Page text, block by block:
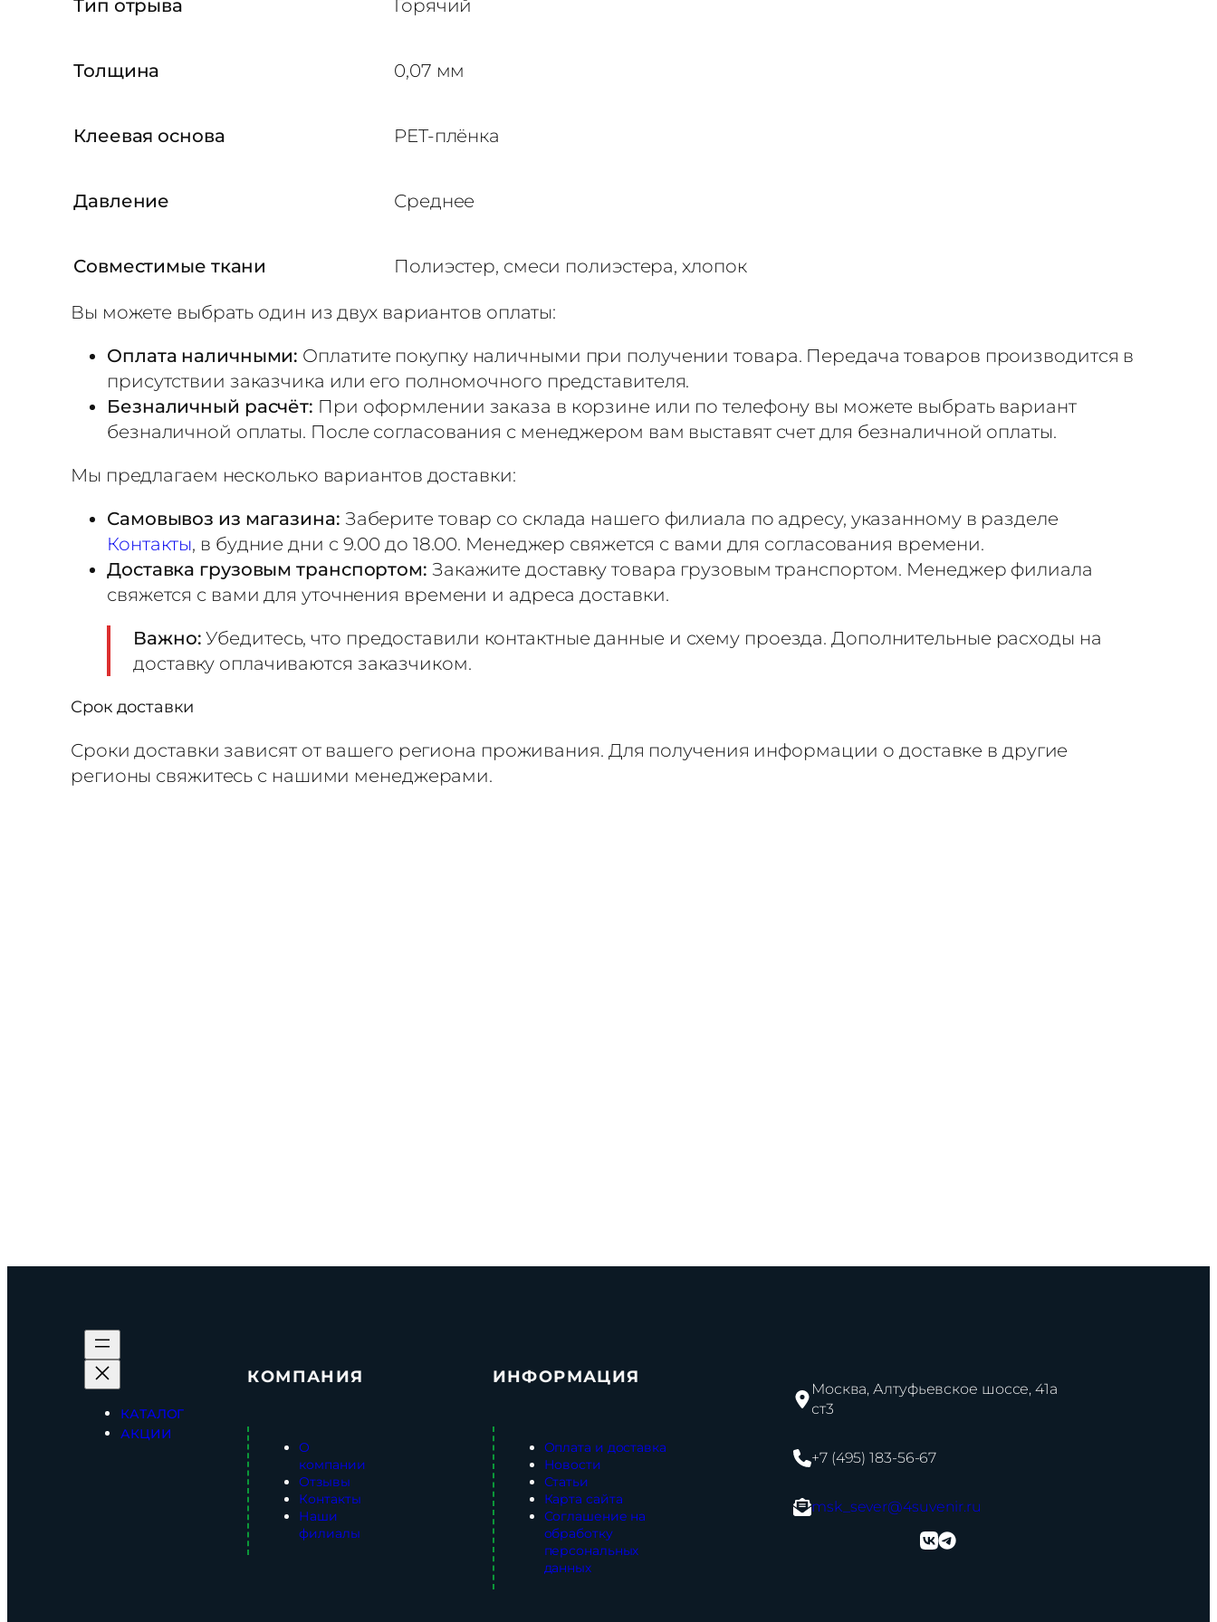
л
е
н
к
а
U
R
-
A
Н
о
в
Тип отрыва Горячий
Толщина 0,07 мм
Клеевая основа PET-плёнка
Давление Среднее
Совместимые ткани Полиэстер, смеси полиэстера, хлопок
Вы можете выбрать один из двух вариантов оплаты:
Оплата наличными: Оплатите покупку наличными при получении товара. Передача товаров производится в
присутствии заказчика или его полномочного представителя.
Безналичный расчёт: При оформлении заказа в корзине или по телефону вы можете выбрать вариант
безналичной оплаты. После согласования с менеджером вам выставят счет для безналичной оплаты.
Мы предлагаем несколько вариантов доставки:
Самовывоз из магазина: Заберите товар со склада нашего филиала по адресу, указанному в разделе
Контакты, в будние дни с 9.00 до 18.00. Менеджер свяжется с вами для согласования времени.
Доставка грузовым транспортом: Закажите доставку товара грузовым транспортом. Менеджер филиала
свяжется с вами для уточнения времени и адреса доставки.
Важно: Убедитесь, что предоставили контактные данные и схему проезда. Дополнительные расходы на
доставку оплачиваются заказчиком.
Срок доставки
Сроки доставки зависят от вашего региона проживания. Для получения информации о доставке в другие
регионы свяжитесь с нашими менеджерами.
КАТАЛОГ
АКЦИИ
КОМПАНИЯ
О
компании
Отзывы
Контакты
Наши
филиалы
ИНФОРМАЦИЯ
Оплата и доставка
Новости
Статьи
Карта сайта
Соглашение на
обработку
персональных
данных
Москва, Алтуфьевское шоссе, 41а
ст3
+7 (495) 183-56-67
msk_sever@4suvenir.ru